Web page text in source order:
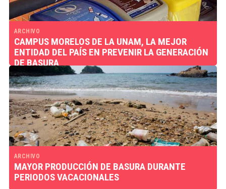
ARCHIVO
CAMPUS MORELOS DE LA UNAM, LA MEJOR
ENTIDAD DEL PAÍS EN PREVENIR LA GENERACIÓN
DE BASURA
ARCHIVO
MAYOR PRODUCCIÓN DE BASURA DURANTE
PERIODOS VACACIONALES